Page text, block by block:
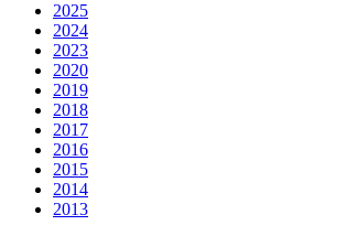
2025
2024
2023
2020
2019
2018
2017
2016
2015
2014
2013